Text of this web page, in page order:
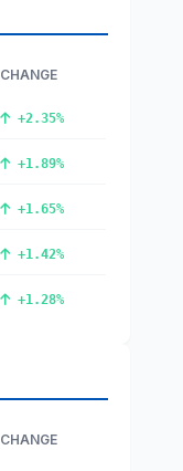
CHANGE
+2.35%
+1.89%
+1.65%
+1.42%
+1.28%
CHANGE